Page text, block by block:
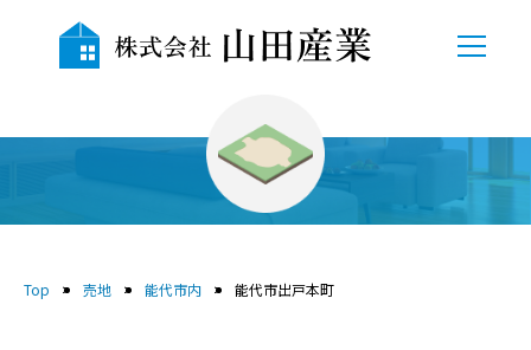
TOP
会社概要
売地
Top 売地 能代市内 能代市出戸本町